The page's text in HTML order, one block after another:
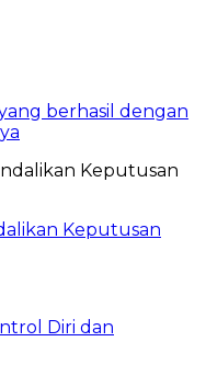
berhasil dengan
Keputusan
Diri dan